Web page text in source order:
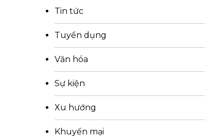
Tin tức
Tuyển dụng
Văn hóa
Sự kiện
Xu hướng
Khuyến mại